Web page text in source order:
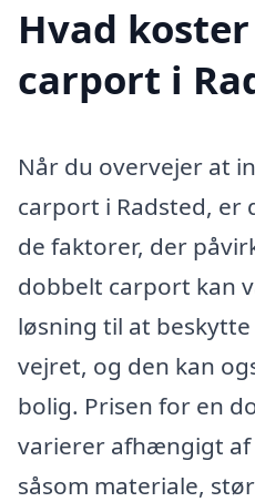
Hvad
carport i
Når du overvejer at
carport i Radsted,
de faktorer, der
dobbelt carport kan
løsning til at
vejret, og den kan
bolig. Prisen for en
varierer afhængigt
såsom materiale,